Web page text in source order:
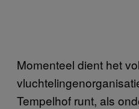
Momenteel dient het
Tempelhof runt, als